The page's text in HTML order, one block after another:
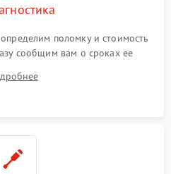
поломку и стоимость
сообщим вам о сроках ее